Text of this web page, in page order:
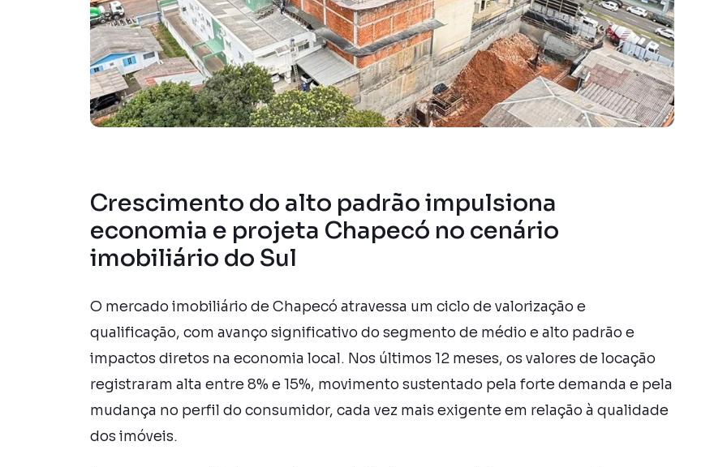
Crescimento do alto padrão impulsiona
economia e projeta Chapecó no cenário
imobiliário do Sul
O mercado imobiliário de Chapecó atravessa um ciclo de valorização e
qualificação, com avanço significativo do segmento de médio e alto padrão e
impactos diretos na economia local. Nos últimos 12 meses, os valores de locação
registraram alta entre 8% e 15%, movimento sustentado pela forte demanda e pela
mudança no perfil do consumidor, cada vez mais exigente em relação à qualidade
dos imóveis.